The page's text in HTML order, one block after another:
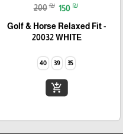
200 ₪ 150 ₪
Golf & Horse Relaxed Fit -
20032 WHITE
35
39
40
add_shopping_cart